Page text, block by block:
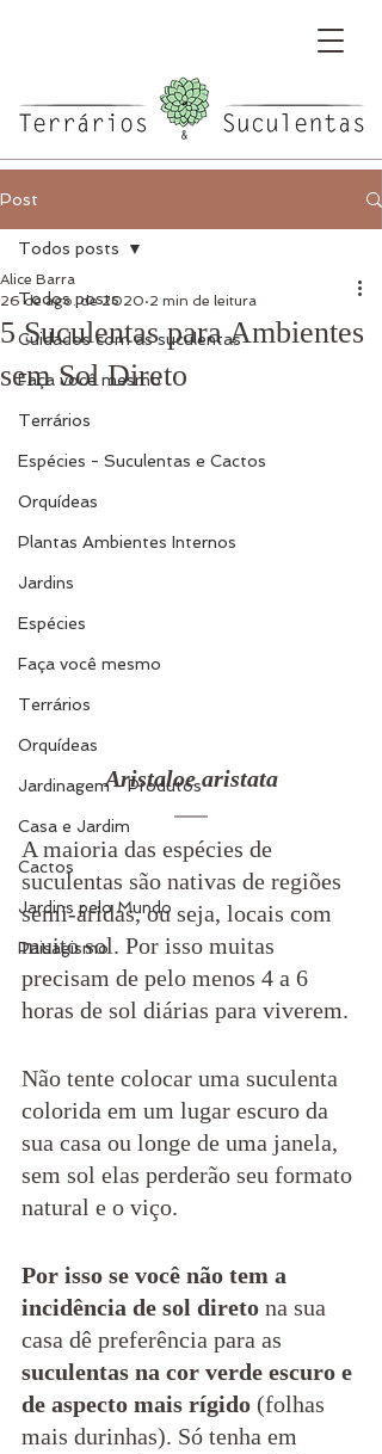
Post
Todos posts
Cuidados com as suculentas
Faça você mesmo
Terrários
Espécies - Suculentas e Cactos
Orquídeas
Plantas Ambientes Internos
Jardins
Espécies
Faça você mesmo
Terrários
Orquídeas
Jardinagem - Produtos
Casa e Jardim
Cactos
Jardins pelo Mundo
Paisagismo
Todos posts
5 Suculentas para Ambientes
sem Sol Direto
Alice Barra
26 de ago. de 2020 2 min de leitura
Aristaloe aristata
A maioria das espécies de
suculentas são nativas de regiões
semi-áridas, ou seja, locais com
muito sol. Por isso muitas
precisam de pelo menos 4 a 6
horas de sol diárias para viverem.
Não tente colocar uma suculenta
colorida em um lugar escuro da
sua casa ou longe de uma janela,
sem sol elas perderão seu formato
natural e o viço.
Por isso se você não tem a
incidência de sol direto na sua
casa dê preferência para as
suculentas na cor verde escuro e
de aspecto mais rígido (folhas
mais durinhas). Só tenha em